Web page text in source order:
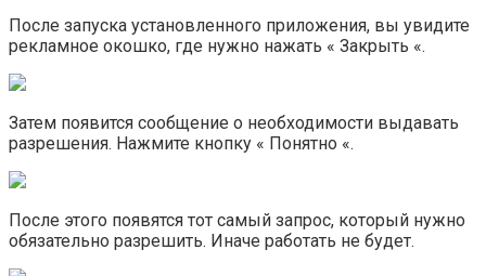
После запуска установленного приложения, вы увидите
рекламное окошко, где нужно нажать « Закрыть «.
Затем появится сообщение о необходимости выдавать
разрешения. Нажмите кнопку « Понятно «.
После этого появятся тот самый запрос, который нужно
обязательно разрешить. Иначе работать не будет.